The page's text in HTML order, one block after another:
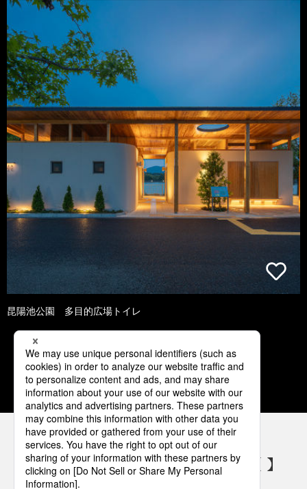
昆陽池公園 多目的広場トイレ
1 2 3 4 5
パナソニックの電気設備 SNSアカウント